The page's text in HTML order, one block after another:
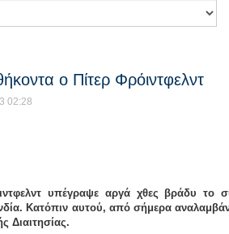
ο Πίτερ Φρόιντφελντ
02:28
υπέγραψε αργά χθες βράδυ το
Κατόπιν αυτού, από σήμερα
Διαιτησίας.